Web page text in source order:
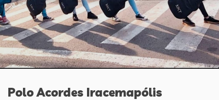
Polo Acordes Iracemapólis